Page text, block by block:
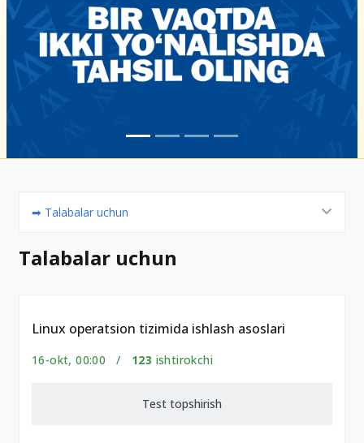
➡ Talabalar uchun
Talabalar uchun
Linux operatsion tizimida ishlash asoslari
16-okt, 00:00 / 123 ishtirokchi
Test topshirish